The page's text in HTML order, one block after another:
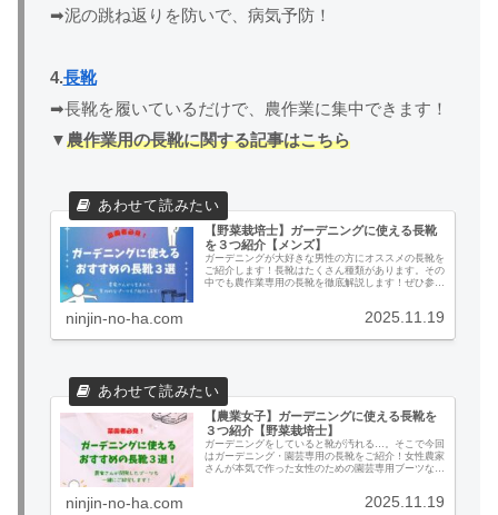
➡泥の跳ね返りを防いで、病気予防！
4.長靴
➡長靴を履いているだけで、農作業に集中できます！
▼農作業用の長靴に関する記事はこちら
【野菜栽培士】ガーデニングに使える長靴
を３つ紹介【メンズ】
ガーデニングが大好きな男性の方にオススメの長靴を
ご紹介します！長靴はたくさん種類があります。その
中でも農作業専用の長靴を徹底解説します！ぜひ参考
ninjin-no-ha.com 2025.11.19
【農業女子】ガーデニングに使える長靴を
３つ紹介【野菜栽培士】
ガーデニングをしていると靴が汚れる…。そこで今回
はガーデニング・園芸専用の長靴をご紹介！女性農家
さんが本気で作った女性のための園芸専用ブーツなど
ninjin-no-ha.com 2025.11.19